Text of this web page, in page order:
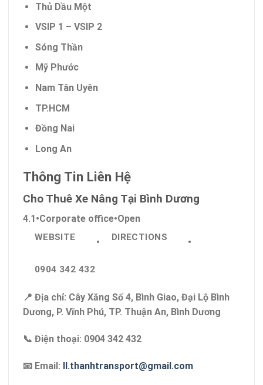
Thủ Dầu Một
VSIP 1 – VSIP 2
Sóng Thần
Mỹ Phước
Nam Tân Uyên
TP.HCM
Đồng Nai
Long An
Thông Tin Liên Hệ
Cho Thuê Xe Nâng Tại Bình Dương
4.1 •Corporate office•Open
WEBSITE • DIRECTIONS •
0904 342 432
📍 Địa chỉ: Cây Xăng Số 4, Bình Giao, Đại Lộ Bình
Dương, P. Vĩnh Phú, TP. Thuận An, Bình Dương
📞 Điện thoại: 0904 342 432
📧 Email: ll.thanhtransport@gmail.com